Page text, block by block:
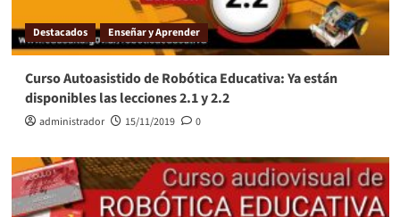
Destacados Enseñar y Aprender
Curso Autoasistido de Robótica Educativa: Ya están
disponibles las lecciones 2.1 y 2.2
administrador 15/11/2019 0